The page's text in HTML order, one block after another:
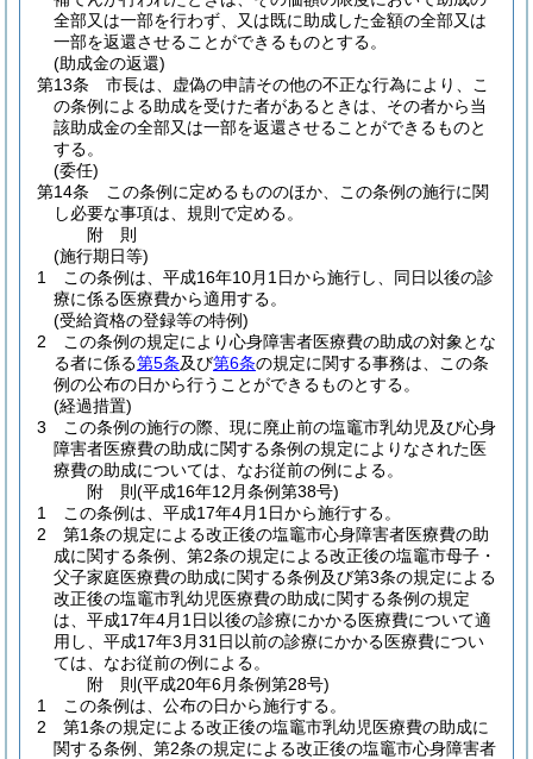
全部又は一部を行わず、又は既に助成した金額の全部又は
一部を返還させることができるものとする。
(助成金の返還)
第13条
市長は、虚偽の申請その他の不正な行為により、こ
の条例による助成を受けた者があるときは、その者から当
該助成金の全部又は一部を返還させることができるものと
する。
(委任)
第14条
この条例に定めるもののほか、この条例の施行に関
し必要な事項は、規則で定める。
附 則
(施行期日等)
1
この条例は、平成16年10月1日から施行し、同日以後の診
療に係る医療費から適用する。
(受給資格の登録等の特例)
2
この条例の規定により心身障害者医療費の助成の対象とな
る者に係る第5条及び第6条の規定に関する事務は、この条
例の公布の日から行うことができるものとする。
(経過措置)
3
この条例の施行の際、現に廃止前の塩竈市乳幼児及び心身
障害者医療費の助成に関する条例の規定によりなされた医
療費の助成については、なお従前の例による。
附 則(平成16年12月条例第38号)
1
この条例は、平成17年4月1日から施行する。
2
第1条の規定による改正後の塩竈市心身障害者医療費の助
成に関する条例、第2条の規定による改正後の塩竈市母子・
父子家庭医療費の助成に関する条例及び第3条の規定による
改正後の塩竈市乳幼児医療費の助成に関する条例の規定
は、平成17年4月1日以後の診療にかかる医療費について適
用し、平成17年3月31日以前の診療にかかる医療費につい
ては、なお従前の例による。
附 則(平成20年6月条例第28号)
1
この条例は、公布の日から施行する。
2
第1条の規定による改正後の塩竈市乳幼児医療費の助成に
関する条例、第2条の規定による改正後の塩竈市心身障害者